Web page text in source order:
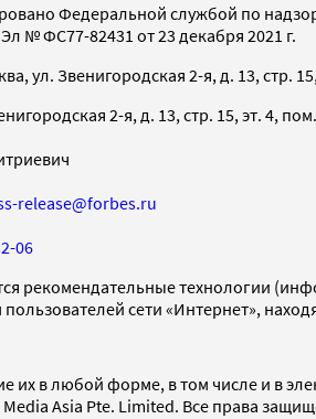
Федеральной службой по
№ ФС77-82431 от 23 декабря 2021 г.
ул. Звенигородская 2-я, д. 13, стр.
2-я, д. 13, стр. 15, эт. 4,
release@forbes.ru
06
рекомендательные технологии
сети «Интернет»,
их в любой форме, в том числе и в
Asia Pte. Limited. Все права